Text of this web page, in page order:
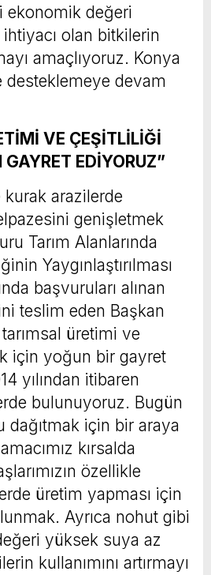
ekonomik değeri
olan bitkilerin
amaçlıyoruz. Konya
desteklemeye devam
VE ÇEŞİTLİLİĞİ
EDİYORUZ”
arazilerde
genişletmek
Tarım Alanlarında
Yaygınlaştırılması
başvuruları alınan
teslim eden Başkan
üretimi ve
için yoğun bir gayret
yılından itibaren
bulunuyoruz. Bugün
dağıtmak için bir araya
kırsalda
özellikle
üretim yapması için
Ayrıca nohut gibi
yüksek suya az
kullanımını artırmayı